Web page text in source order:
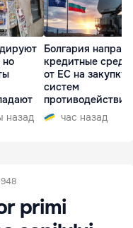
но
назад
Болгария
кредитные
от ЕС на закупку
систем
противодействия
дронамчас назад
948
primi